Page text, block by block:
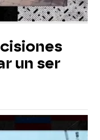
un ser